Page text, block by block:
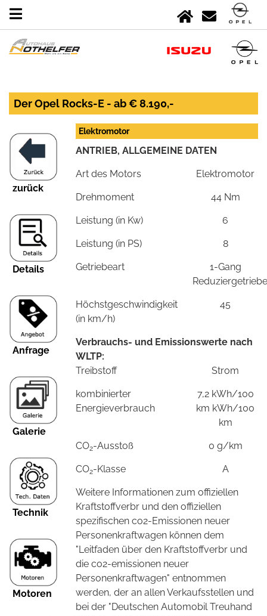
Der Opel Rocks-E - ab € 8.190,-
zurück
Details
Anfrage
Galerie
Technik
Motoren
Elektromotor
ANTRIEB, ALLGEMEINE DATEN
Art des Motors Elektromotor
Drehmoment 44 Nm
Leistung (in Kw) 6
Leistung (in PS) 8
Getriebeart
1-Gang
Reduziergetriebe
Höchstgeschwindigkeit
(in km/h)
45
Verbrauchs- und Emissionswerte nach
WLTP:
Treibstoff
Strom
kombinierter
Energieverbrauch
7,2 kWh/100
km kWh/100
km
CO2-Ausstoß 0 g/km
CO2-Klasse A
Weitere Informationen zum offiziellen
Kraftstoffverbr und den offiziellen
spezifischen co2-Emissionen neuer
Personenkraftwagen können dem
"Leitfaden über den Kraftstoffverbr und
die co2-emissionen neuer
Personenkraftwagen" entnommen
werden, der an allen Verkaufsstellen und
bei der "Deutschen Automobil Treuhand